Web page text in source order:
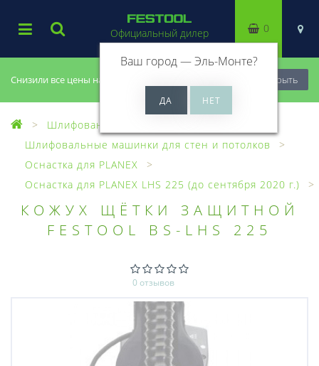
Снизили все цены на 20%, успей купить! Закрыть
Официальный дилер
Ваш город —Эль-Монте?
0
Шлифование
Шлифовальные машинки для стен и потолков
Оснастка для PLANEX
Оснастка для PLANEX LHS 225 (до сентября 2020 г.)
КОЖУХ ЩЁТКИ ЗАЩИТНОЙ
FESTOOL BS-LHS 225
0 отзывов